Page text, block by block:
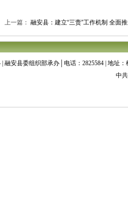
上一篇： 融安县：建立“三责”工作机制 全面
融安县委组织部承办│电话：2825584 | 地址
中